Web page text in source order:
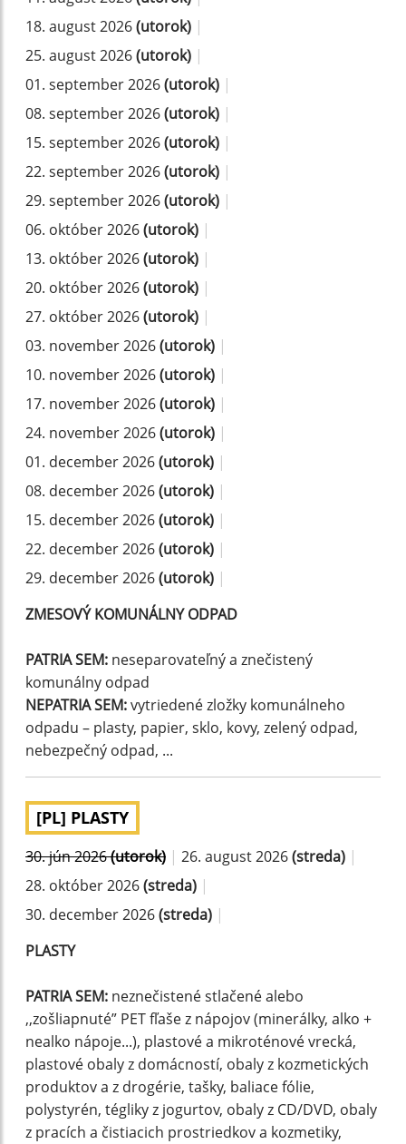
18. august 2026(utorok) |
25. august 2026(utorok) |
01. september 2026(utorok) |
08. september 2026(utorok) |
15. september 2026(utorok) |
22. september 2026(utorok) |
29. september 2026(utorok) |
06. október 2026(utorok) |
13. október 2026(utorok) |
20. október 2026(utorok) |
27. október 2026(utorok) |
03. november 2026(utorok) |
10. november 2026(utorok) |
17. november 2026(utorok) |
24. november 2026(utorok) |
01. december 2026(utorok) |
08. december 2026(utorok) |
15. december 2026(utorok) |
22. december 2026(utorok) |
29. december 2026(utorok) |
ZMESOVÝ KOMUNÁLNY ODPAD
PATRIA SEM: neseparovateľný a znečistený
komunálny odpad
NEPATRIA SEM:vytriedené zložky komunálneho
odpadu – plasty, papier, sklo, kovy, zelený odpad,
nebezpečný odpad, ...
[PL] PLASTY
30. jún 2026(utorok) | 26. august 2026(streda) |
28. október 2026(streda) |
30. december 2026(streda) |
PLASTY
PATRIA SEM: neznečistené stlačené alebo
,,zošliapnuté” PET fľaše z nápojov (minerálky, alko +
nealko nápoje...), plastové a mikroténové vrecká,
plastové obaly z domácností, obaly z kozmetických
produktov a z drogérie, tašky, baliace fólie,
polystyrén, tégliky z jogurtov, obaly z CD/DVD, obaly
z pracích a čistiacich prostriedkov a kozmetiky,